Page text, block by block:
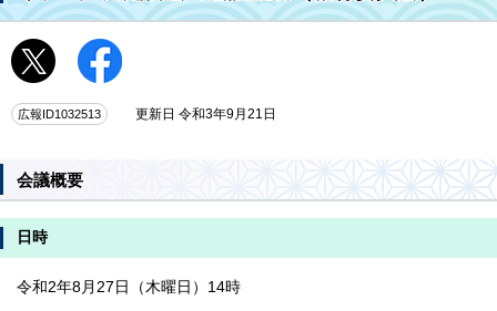
広報ID1032513 更新日 令和3年9月21日
会議概要
日時
令和2年8月27日（木曜日）14時